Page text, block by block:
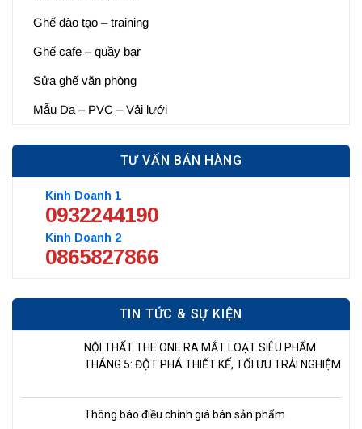
Ghế đào tạo – training
Ghế cafe – quầy bar
Sửa ghế văn phòng
Mẫu Da – PVC – Vải lưới
TƯ VẤN BÁN HÀNG
Kinh Doanh 1
0932244190
Kinh Doanh 2
0865827866
TIN TỨC & SỰ KIỆN
NỘI THẤT THE ONE RA MẮT LOẠT SIÊU PHẨM
THÁNG 5: ĐỘT PHÁ THIẾT KẾ, TỐI ƯU TRẢI NGHIỆM
Thông báo điều chỉnh giá bán sản phẩm